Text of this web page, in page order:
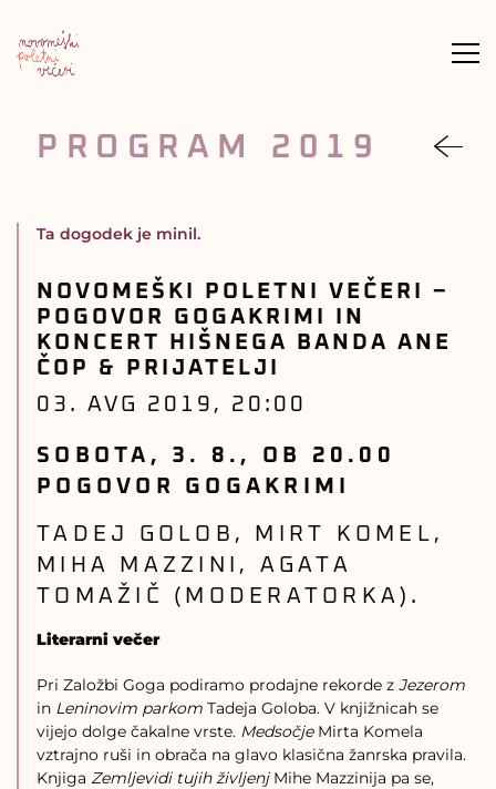
Meni
PROGRAM 2019nazaj
Ta dogodek je minil.
NOVOMEŠKI POLETNI VEČERI –
POGOVOR GOGAKRIMI IN
KONCERT HIŠNEGA BANDA ANE
ČOP & PRIJATELJI
03. AVG 2019, 20:00
SOBOTA, 3. 8., OB 20.00
POGOVOR GOGAKRIMI
TADEJ GOLOB, MIRT KOMEL,
MIHA MAZZINI, AGATA
TOMAŽIČ (MODERATORKA).
Literarni večer
Pri Založbi Goga podiramo prodajne rekorde z Jezerom
in Leninovim parkom Tadeja Goloba. V knjižnicah se
vijejo dolge čakalne vrste. MedsočjeMirta Komela
vztrajno ruši in obrača na glavo klasična žanrska pravila.
Knjiga Zemljevidi tujih življenjMihe Mazzinija pa se,